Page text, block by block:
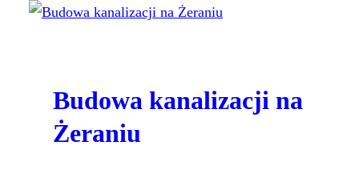
Budowa kanalizacji na
Żeraniu